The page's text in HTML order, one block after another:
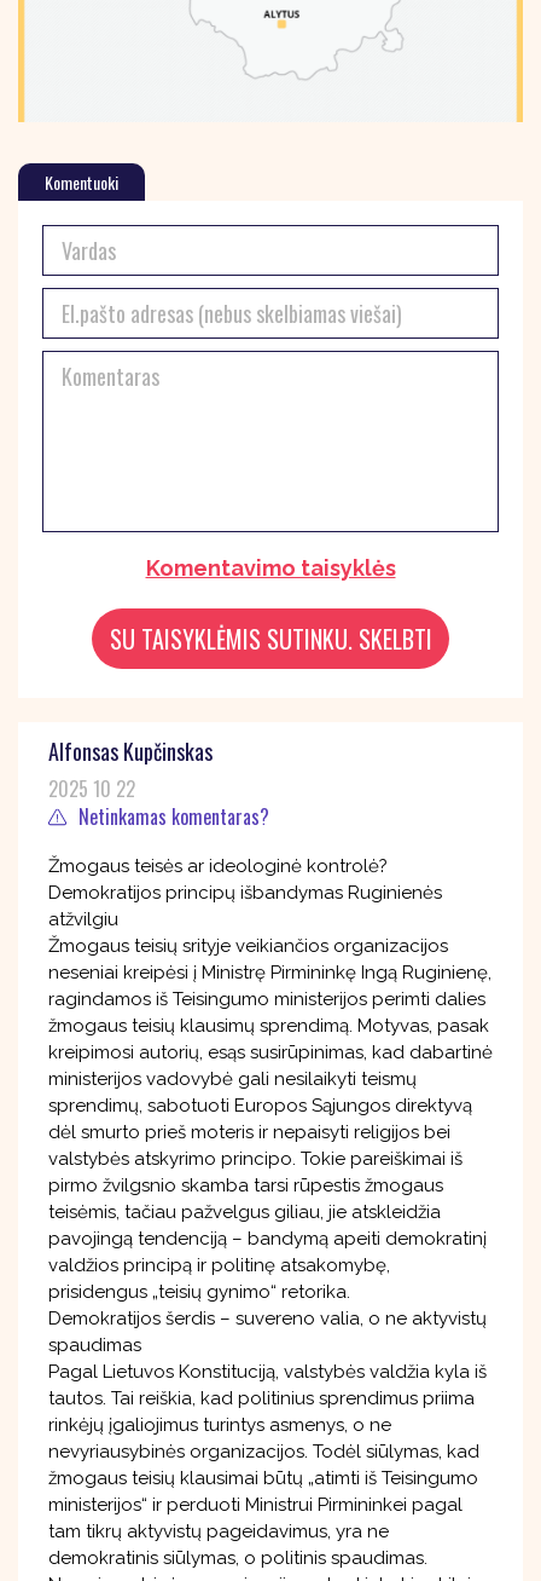
Komentuoki
Komentavimo taisyklės
Alfonsas Kupčinskas
2025 10 22
Netinkamas komentaras?
Žmogaus teisės ar ideologinė kontrolė?
Demokratijos principų išbandymas Ruginienės
atžvilgiu
Žmogaus teisių srityje veikiančios organizacijos
neseniai kreipėsi į Ministrę Pirmininkę Ingą Ruginienę,
ragindamos iš Teisingumo ministerijos perimti dalies
žmogaus teisių klausimų sprendimą. Motyvas, pasak
kreipimosi autorių, esąs susirūpinimas, kad dabartinė
ministerijos vadovybė gali nesilaikyti teismų
sprendimų, sabotuoti Europos Sąjungos direktyvą
dėl smurto prieš moteris ir nepaisyti religijos bei
valstybės atskyrimo principo. Tokie pareiškimai iš
pirmo žvilgsnio skamba tarsi rūpestis žmogaus
teisėmis, tačiau pažvelgus giliau, jie atskleidžia
pavojingą tendenciją – bandymą apeiti demokratinį
valdžios principą ir politinę atsakomybę,
prisidengus „teisių gynimo“ retorika.
Demokratijos šerdis – suvereno valia, o ne aktyvistų
spaudimas
Pagal Lietuvos Konstituciją, valstybės valdžia kyla iš
tautos. Tai reiškia, kad politinius sprendimus priima
rinkėjų įgaliojimus turintys asmenys, o ne
nevyriausybinės organizacijos. Todėl siūlymas, kad
žmogaus teisių klausimai būtų „atimti iš Teisingumo
ministerijos“ ir perduoti Ministrui Pirmininkei pagal
tam tikrų aktyvistų pageidavimus, yra ne
demokratinis siūlymas, o politinis spaudimas.